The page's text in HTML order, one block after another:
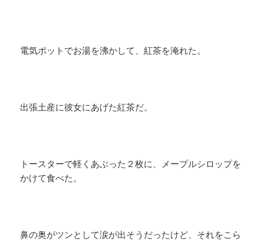
電気ポットでお湯を沸かして、紅茶を淹れた。
出張土産に彼女にあげた紅茶だ。
トースターで軽くあぶった２枚に、メープルシロップを
かけて食べた。
鼻の奥がツンとして涙が出そうだったけど、それをこら